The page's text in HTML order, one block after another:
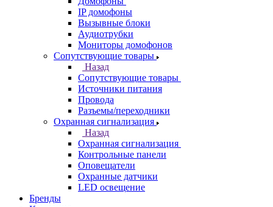
IP домофоны
Вызывные блоки
Аудиотрубки
Мониторы домофонов
Сопутствующие товары
Назад
Сопутствующие товары
Источники питания
Провода
Разъемы/переходники
Охранная сигнализация
Назад
Охранная сигнализация
Контрольные панели
Оповещатели
Охранные датчики
LED освещение
Бренды